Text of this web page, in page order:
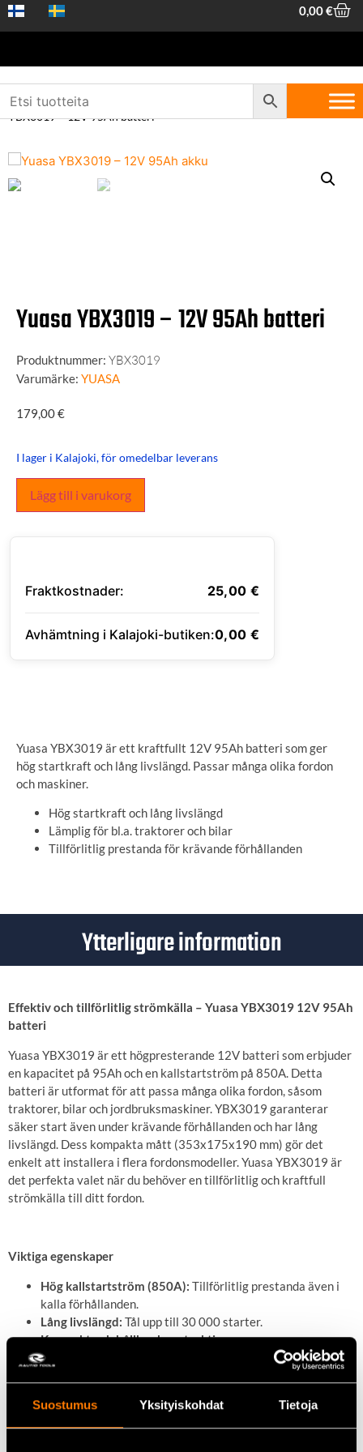
Suostumus Yksityiskohdat Tietoja
0,00€
Hem /Fordonstillbehör 12V fordonsbatterier
/ Yuasa
YBX3019 – 12V 95Ah batteri
Yuasa YBX3019 – 12V 95Ah batteri
Produktnummer: YBX3019
Varumärke: YUASA
179,00€
I lager i Kalajoki, för omedelbar leverans
Lägg till i varukorg
Fraktkostnader: 25,00 €
Avhämtning i Kalajoki-butiken:0,00 €
Yuasa YBX3019 är ett kraftfullt 12V 95Ah batteri som ger
hög startkraft och lång livslängd. Passar många olika fordon
och maskiner.
Hög startkraft och lång livslängd
Lämplig för bl.a. traktorer och bilar
Tillförlitlig prestanda för krävande förhållanden
Ytterligare information
Effektiv och tillförlitlig strömkälla – Yuasa YBX3019 12V 95Ah
batteri
Yuasa YBX3019 är ett högpresterande 12V batteri som erbjuder
en kapacitet på 95Ah och en kallstartström på 850A. Detta
batteri är utformat för att passa många olika fordon, såsom
traktorer, bilar och jordbruksmaskiner. YBX3019 garanterar
säker start även under krävande förhållanden och har lång
livslängd. Dess kompakta mått (353x175x190 mm) gör det
enkelt att installera i flera fordonsmodeller. Yuasa YBX3019 är
det perfekta valet när du behöver en tillförlitlig och kraftfull
strömkälla till ditt fordon.
Viktiga egenskaper
Hög kallstartström (850A): Tillförlitlig prestanda även i
kalla förhållanden.
Lång livslängd: Tål upp till 30 000 starter.
Kompakt och hållbar konstruktion.
Passar många typer av fordon:
Som traktorer och bilar.
Tekniska data
Spänning:12 V